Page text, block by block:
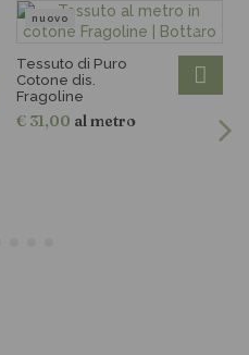
nuovo
Tessuto di Puro
Cotone dis.
Fragoline
€ 31,00 al metro